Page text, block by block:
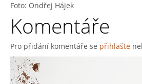
Foto: Ondřej Hájek
Komentáře
Pro přidání komentáře se přihlašte